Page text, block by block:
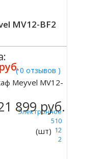
MV12-BF2
( 0 отзывов )
Электронное
534 Х 340 Х 510
12
2
Meyvel MV12-
899 руб.
(шт)